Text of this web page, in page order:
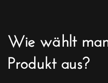
Wie wählt
Produkt aus?